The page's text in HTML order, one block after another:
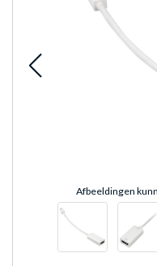
Afbeeldingen